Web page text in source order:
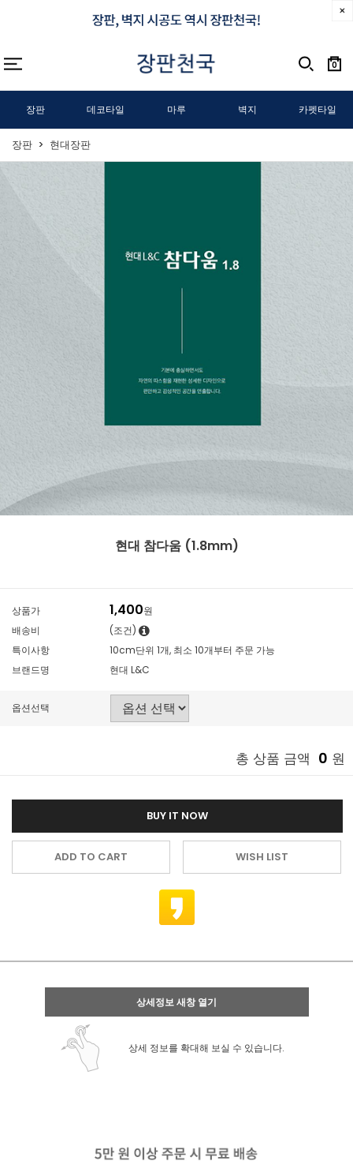
0
장판 데코타일 마루 벽지 카펫타일
장판 현대장판
현대 참다움 (1.8mm)
상품가 1,400원
배송비
(조건)
특이사항
10cm단위 1개, 최소 10개부터 주문 가능
브랜드명
현대 L&C
옵션선택
총 상품 금액 0 원
BUY IT NOW
ADD TO CART WISH LIST
상세정보 새창 열기
상세 정보를 확대해 보실 수 있습니다.